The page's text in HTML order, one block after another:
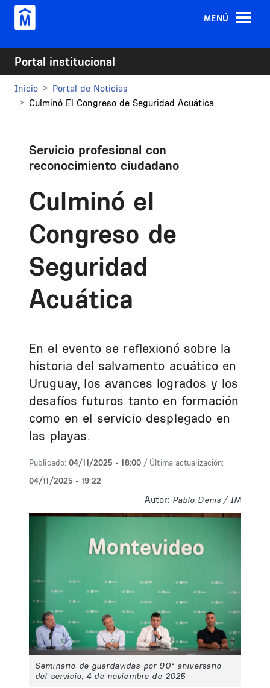
Pasar al contenido principal
MENÚ
Portal institucional
Inicio
Portal de Noticias
Culminó El Congreso de Seguridad Acuática
Servicio profesional con
reconocimiento ciudadano
Culminó el
Congreso de
Seguridad
Acuática
En el evento se reflexionó sobre la
historia del salvamento acuático en
Uruguay, los avances logrados y los
desafíos futuros tanto en formación
como en el servicio desplegado en
las playas.
Publicado: 04/11/2025 - 18:00 / Última actualización:
04/11/2025 - 19:22
Autor: Pablo Denis / IM
Seminario de guardavidas por 90° aniversario
del servicio, 4 de noviembre de 2025